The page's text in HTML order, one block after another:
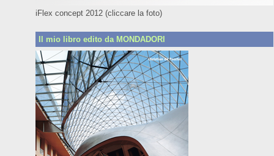
iFlex concept 2012 (cliccare la foto)
Il mio libro edito da MONDADORI